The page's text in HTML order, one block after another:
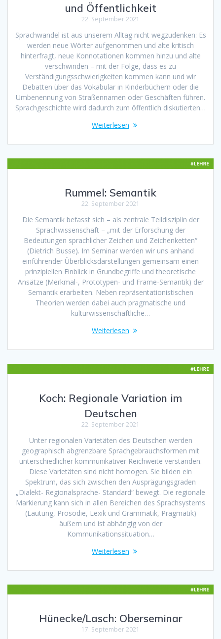
und Öffentlichkeit
22. September 2021
Sprachwandel ist aus unserem Alltag nicht wegzudenken: Es
werden neue Wörter aufgenommen und alte kritisch
hinterfragt, neue Konnotationen kommen hinzu und alte
verschwinden – mit der Folge, dass es zu
Verständigungsschwierigkeiten kommen kann und wir
Debatten über das Vokabular in Kinderbüchern oder die
Umbenennung von Straßennamen oder Geschäften führen.
Sprachgeschichte wird dadurch zum öffentlich diskutierten…
Weiterlesen
Rummel: Semantik
22. September 2021
Die Semantik befasst sich – als zentrale Teildisziplin der
Sprachwissenschaft – „mit der Erforschung der
Bedeutungen sprachlicher Zeichen und Zeichenketten“
(Dietrich Busse). Im Seminar werden wir uns anhand
einführender Überblicksdarstellungen gemeinsam einen
prinzipiellen Einblick in Grundbegriffe und theoretische
Ansätze (Merkmal-, Prototypen- und Frame-Semantik) der
Semantik erarbeiten. Neben repräsentationistischen
Theorien werden dabei auch pragmatische und
kulturwissenschaftliche…
Weiterlesen
Koch: Regionale Variation im
Deutschen
22. September 2021
Unter regionalen Varietäten des Deutschen werden
geographisch abgrenzbare Sprachgebrauchsformen mit
unterschiedlicher kommunikativer Reichweite verstanden.
Diese Varietäten sind nicht homogen. Sie bilden ein
Spektrum, das sich zwischen den Ausprägungsgraden
„Dialekt- Regionalsprache- Standard“ bewegt. Die regionale
Markierung kann sich in allen Bereichen des Sprachsystems
(Lautung, Prosodie, Lexik und Grammatik, Pragmatik)
äußern und ist abhängig von der
Kommunikationssituation…
Weiterlesen
Hünecke/Lasch: Oberseminar
17. September 2021